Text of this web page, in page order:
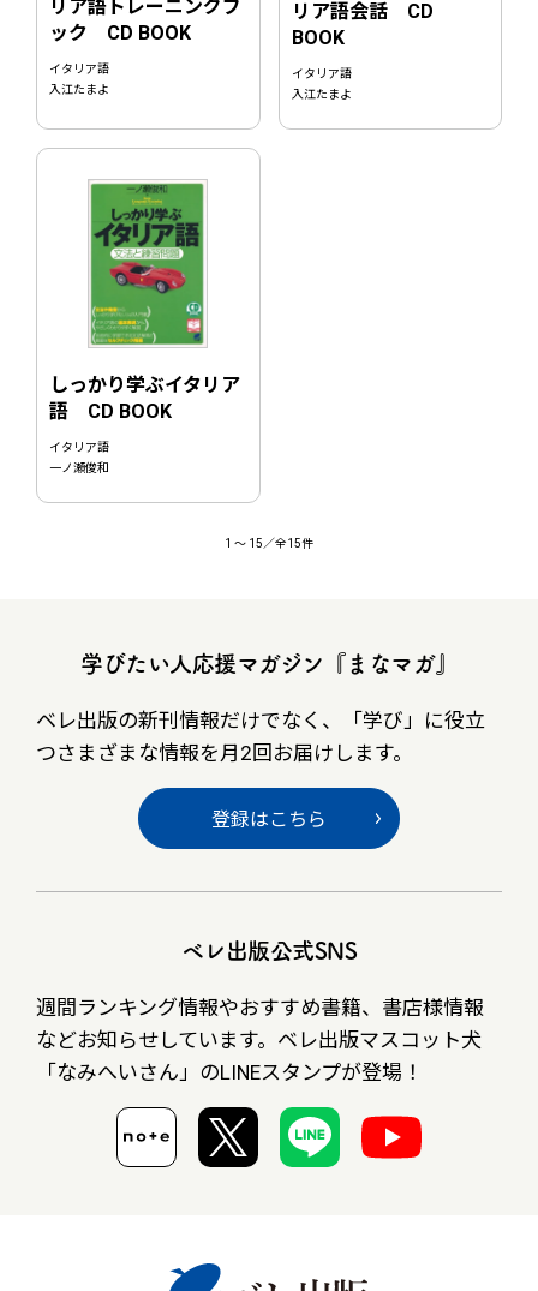
リア語トレーニングブ
ック CD BOOK
イタリア語
入江たまよ
リア語会話 CD
BOOK
イタリア語
入江たまよ
しっかり学ぶイタリア
語 CD BOOK
イタリア語
一ノ瀬俊和
1 〜 15 ／全15件
学びたい人応援マガジン『まなマガ』
ベレ出版の新刊情報だけでなく、
「学び」に役立
つさまざまな情報を月2回お届けします。
登録はこちら
ベレ出版公式SNS
週間ランキング情報やおすすめ書籍、書店様情報
などお知らせしています。ベレ出版マスコット犬
「なみへいさん」のLINEスタンプが登場！